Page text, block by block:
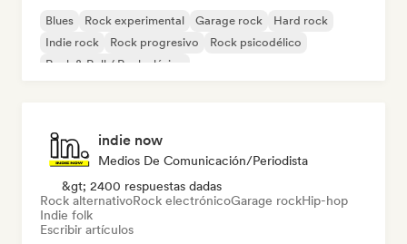
Blues Rock experimental Garage rock
Hard rock
Indie rock
Rock progresivo
Rock psicodélico
Rock & Roll / Rock clásico
indie now
Medios De Comunicación/Periodista
&gt; 2400 respuestas dadas
Rock alternativoRock electrónicoGarage rockHip-hop
Indie folk
Escribir artículos